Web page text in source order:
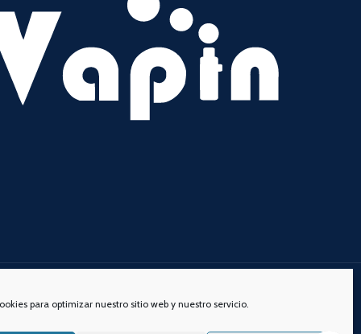
para optimizar nuestro sitio web y nuestro servicio.
redes sociales: